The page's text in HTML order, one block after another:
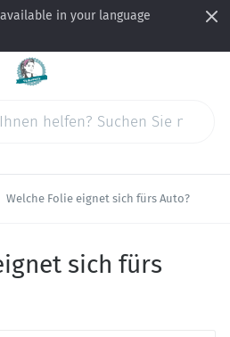
in your language
Welche Folie eignet sich fürs Auto?
sich fürs